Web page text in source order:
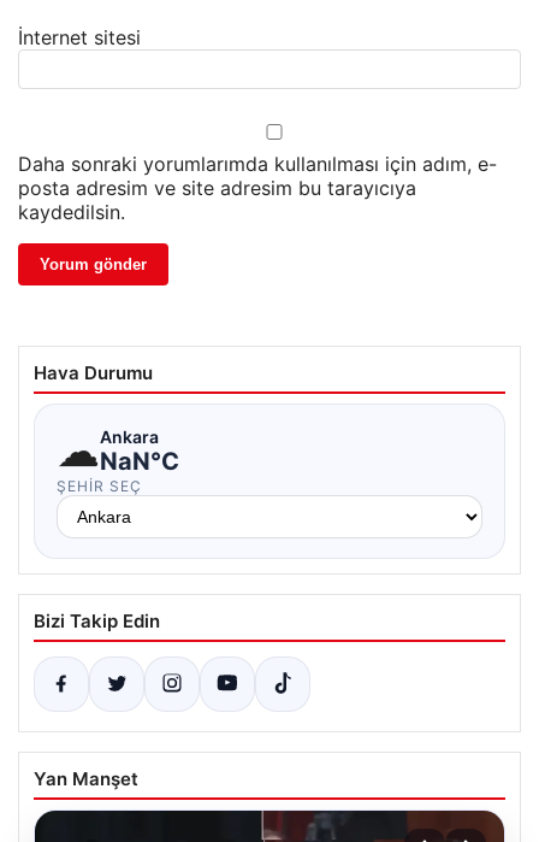
İnternet sitesi
Daha sonraki yorumlarımda kullanılması için adım, e-
posta adresim ve site adresim bu tarayıcıya
kaydedilsin.
Hava Durumu
☁Ankara
NaN°C
ŞEHIR SEÇ
Bizi Takip Edin
Yan Manşet